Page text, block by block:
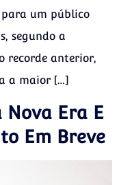
para um público
segundo a
recorde anterior,
a maior […]
Nova Era E
Em Breve